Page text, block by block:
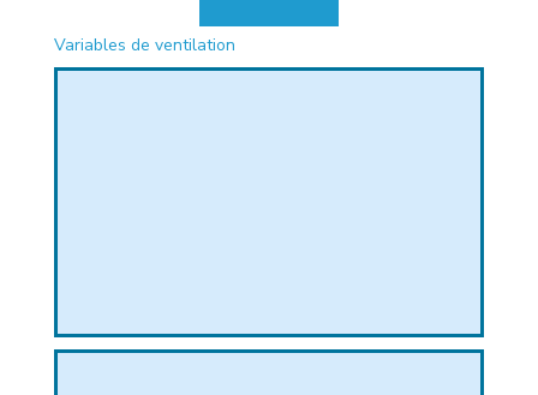
Variables de ventilation